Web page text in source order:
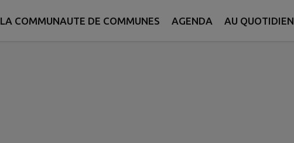
LA COMMUNAUTE DE COMMUNES AGENDA AU QUOTIDIEN